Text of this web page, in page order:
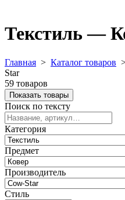
Текстиль —
Главная > Каталог товаров
Star
59 товаров
Показать товары
Поиск по тексту
Категория
Предмет
Производитель
Стиль